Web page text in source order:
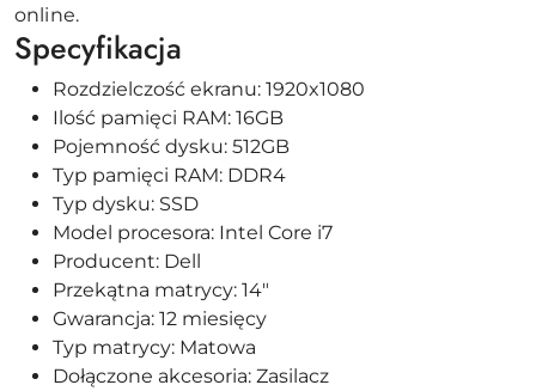
online.
Specyfikacja
Rozdzielczość ekranu: 1920x1080
Ilość pamięci RAM: 16GB
Pojemność dysku: 512GB
Typ pamięci RAM: DDR4
Typ dysku: SSD
Model procesora: Intel Core i7
Producent: Dell
Przekątna matrycy: 14"
Gwarancja: 12 miesięcy
Typ matrycy: Matowa
Dołączone akcesoria: Zasilacz